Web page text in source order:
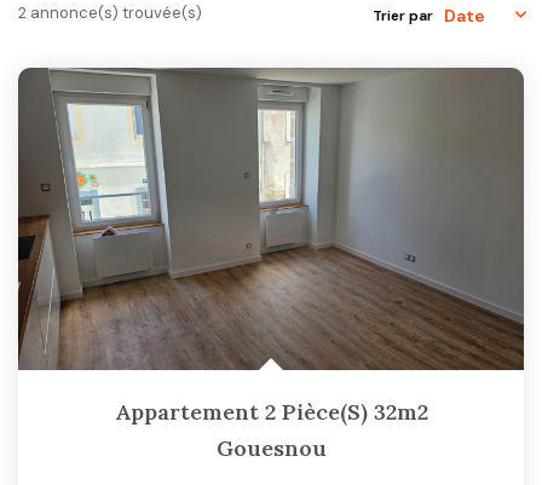
2 annonce(s) trouvée(s) Trier par
Appartement 2 Pièce(s) 32m2
Gouesnou